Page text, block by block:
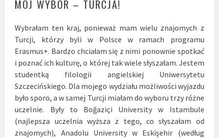
MÓJ WYBÓR – TURCJA!
Wybrałam ten kraj, ponieważ mam wielu znajomych z
Turcji, którzy byli w Polsce w ramach programu
Erasmus+. Bardzo chciałam się z nimi ponownie spotkać
i poznać ich kulturę, o której tak wiele słyszałam. Jestem
studentką filologii angielskiej Uniwersytetu
Szczecińskiego. Dla mojego wydziału możliwości wyjazdu
było sporo, a w samej Turcji miałam do wyboru trzy różne
uczelnie. Były to Boğaziçi University w Istambule
(najlepsza uczelnia wyższa z tego, co słyszałam od
znajomych), Anadolu University w Eskişehir (według